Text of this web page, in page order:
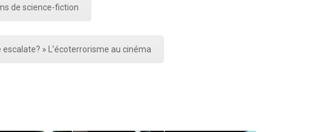
de science-fiction
» L’écoterrorisme au cinéma